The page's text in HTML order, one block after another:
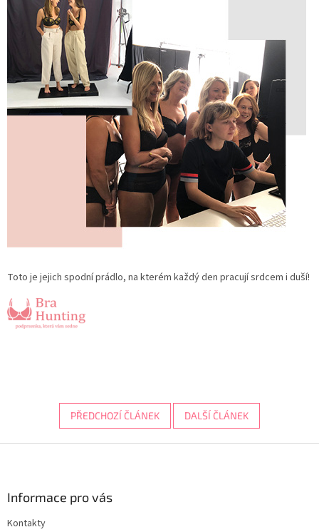
Toto je jejich spodní prádlo, na kterém každý den pracují srdcem i duší!
PŘEDCHOZÍ ČLÁNEK DALŠÍ ČLÁNEK
Informace pro vás
Kontakty